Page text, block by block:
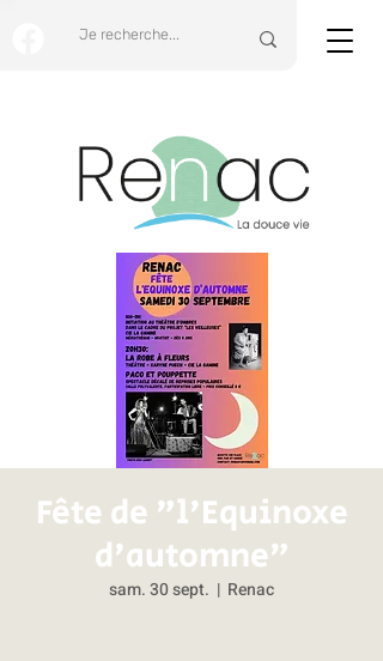
Fête de "l'Equinoxe
d'automne"
sam. 30 sept.
  |
Renac